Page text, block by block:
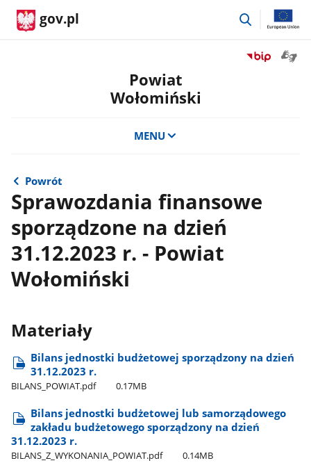
gov.pl
przejdź
Przejdź
Powiat
Wołomiński
MENU
Powrót
Sprawozdania finansowe
sporządzone na dzień
31.12.2023 r. - Powiat
Wołomiński
Materiały
Bilans jednostki budżetowej sporządzony na dzień
31.12.2023 r.
BILANS​_POWIAT.pdf 0.17MB
Bilans jednostki budżetowej lub samorządowego
zakładu budżetowego sporządzony na dzień
31.12.2023 r.
BILANS​_Z​_WYKONANIA​_POWIAT.pdf 0.14MB